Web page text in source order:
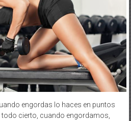
engordas lo haces en puntos
cierto, cuando engordamos,